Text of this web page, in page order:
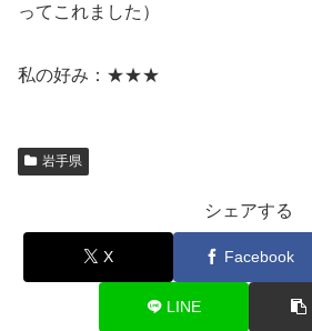
ってこれました）
私の好み：★★★
岩手県
シェアする
X Facebook
LINE